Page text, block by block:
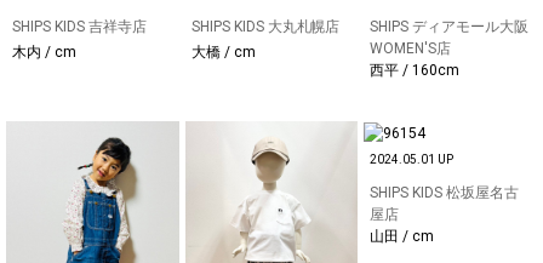
SHIPS KIDS 吉祥寺店
木内 / cm
SHIPS KIDS 大丸札幌店
大橋 / cm
SHIPS ディアモール大阪
WOMEN'S店
西平 / 160cm
2024.05.01 UP
SHIPS KIDS 松坂屋名古
屋店
山田 / cm